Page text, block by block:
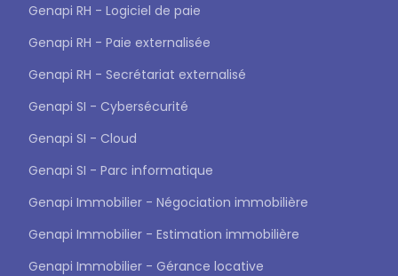
Genapi RH - Logiciel de paie
Genapi RH - Paie externalisée
Genapi RH - Secrétariat externalisé
Genapi SI - Cybersécurité
Genapi SI - Cloud
Genapi SI - Parc informatique
Genapi Immobilier - Négociation immobilière
Genapi Immobilier - Estimation immobilière
Genapi Immobilier - Gérance locative